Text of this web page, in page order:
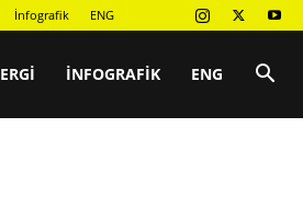
İnfografik ENG
İNFOGRAFIK ENG